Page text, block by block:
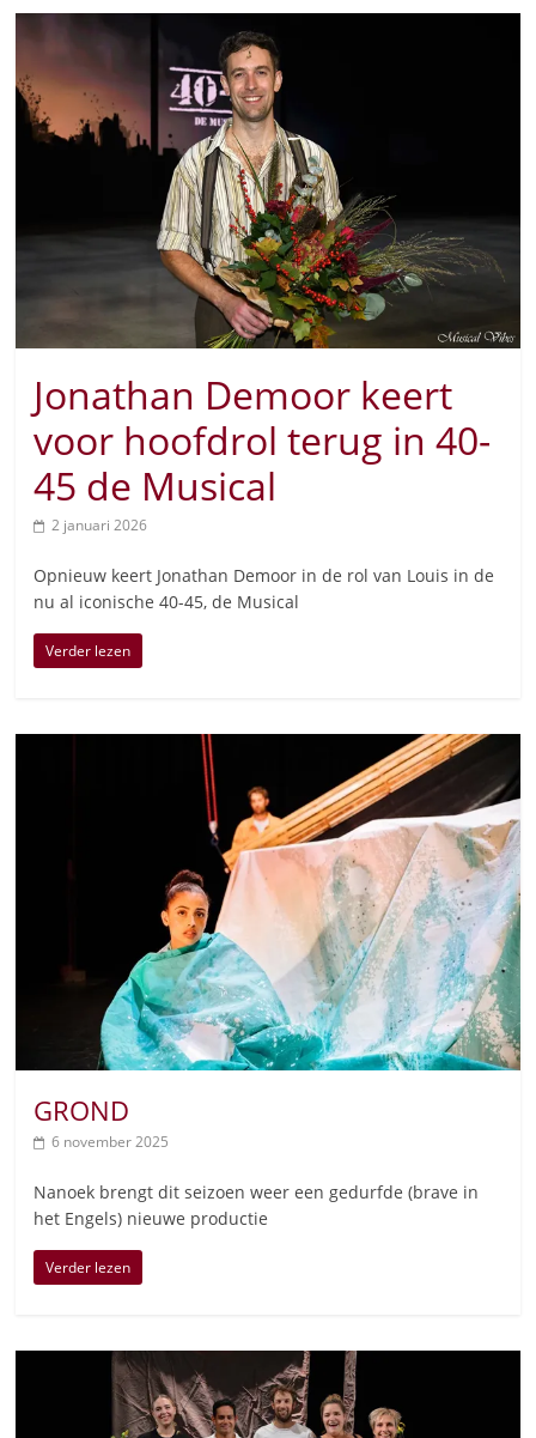
Jonathan Demoor keert
voor hoofdrol terug in 40-
45 de Musical
2 januari 2026
Opnieuw keert Jonathan Demoor in de rol van Louis in de
nu al iconische 40-45, de Musical
Verder lezen
GROND
6 november 2025
Nanoek brengt dit seizoen weer een gedurfde (brave in
het Engels) nieuwe productie
Verder lezen